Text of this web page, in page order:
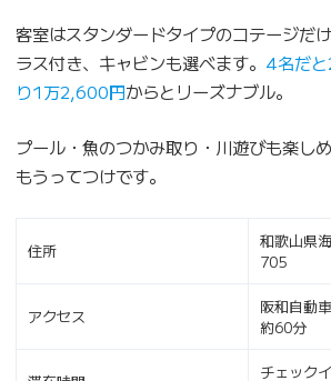
客室はスタンダードタイプのコテージだ
ラス付き、キャビンも選べます。 4名だ
り1万2,600円からとリーズナブル。
プール・魚のつかみ取り・川遊びも楽し
もうってつけです。
住所
和歌山県
705
アクセス
阪和自動
約60分
チェック